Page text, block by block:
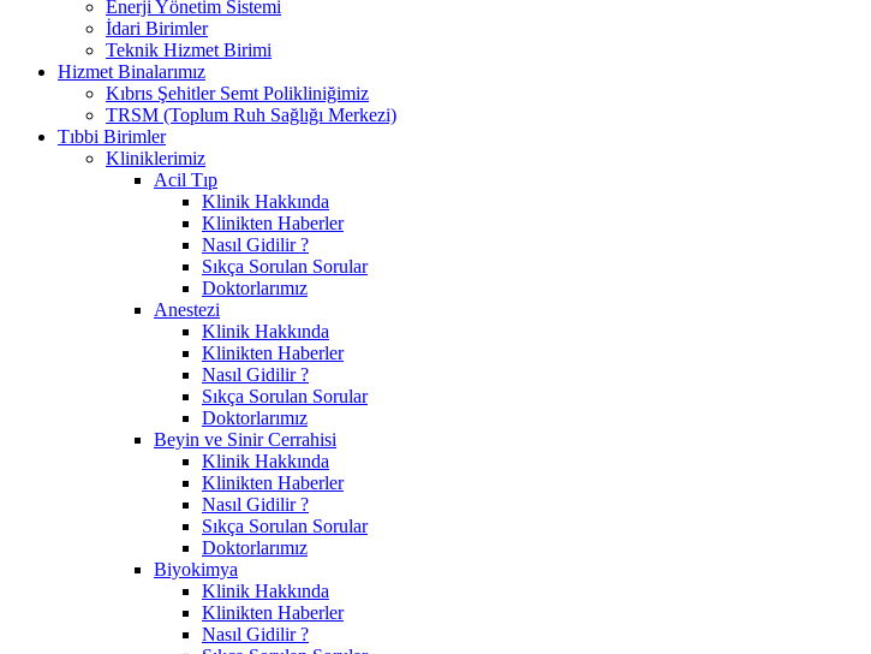
Enerji Yönetim Sistemi
İdari Birimler
Teknik Hizmet Birimi
Hizmet Binalarımız
Kıbrıs Şehitler Semt Polikliniğimiz
TRSM (Toplum Ruh Sağlığı Merkezi)
Tıbbi Birimler
Kliniklerimiz
Acil Tıp
Klinik Hakkında
Klinikten Haberler
Nasıl Gidilir ?
Sıkça Sorulan Sorular
Doktorlarımız
Anestezi
Klinik Hakkında
Klinikten Haberler
Nasıl Gidilir ?
Sıkça Sorulan Sorular
Doktorlarımız
Beyin ve Sinir Cerrahisi
Klinik Hakkında
Klinikten Haberler
Nasıl Gidilir ?
Sıkça Sorulan Sorular
Doktorlarımız
Biyokimya
Klinik Hakkında
Klinikten Haberler
Nasıl Gidilir ?